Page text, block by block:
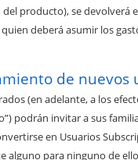
producto), se devolverá
deberá asumir los
de nuevos
(en adelante, a los
podrán invitar a sus
en Usuarios
alguno para ninguno de